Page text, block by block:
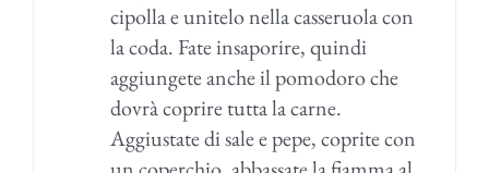
cipolla e unitelo nella casseruola con
la coda. Fate insaporire, quindi
aggiungete anche il pomodoro che
dovrà coprire tutta la carne.
Aggiustate di sale e pepe, coprite con